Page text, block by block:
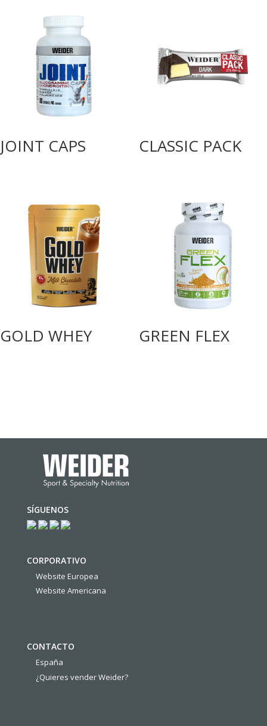
JOINT CAPS CLASSIC PACK
GOLD WHEY GREEN FLEX
SÍGUENOS
CORPORATIVO
Website Europea
Website Americana
CONTACTO
España
¿Quieres vender Weider?